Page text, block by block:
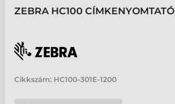
ZEBRA HC100 CÍMKENYOMTATÓ
Cikkszám: HC100-301E-1200